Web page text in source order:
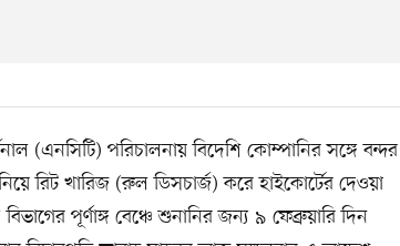
(এনসিটি) পরিচালনায় বিদেশি কোম্পানির সঙ্গে বন্দর
রিট খারিজ (রুল ডিসচার্জ) করে হাইকোর্টের দেওয়া
পূর্ণাঙ্গ বেঞ্চে শুনানির জন্য ৯ ফেব্রুয়ারি দিন